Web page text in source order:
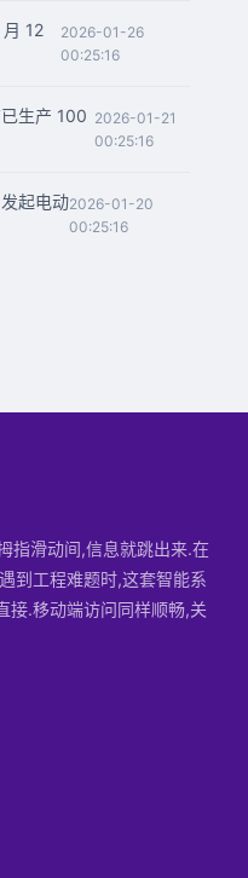
12
2026-01-26
00:25:16
生产 100 2026-01-21
00:25:16
起电动2026-01-20
00:25:16
指滑动间,信息就跳出来.在
到工程难题时,这套智能系
接.移动端访问同样顺畅,关